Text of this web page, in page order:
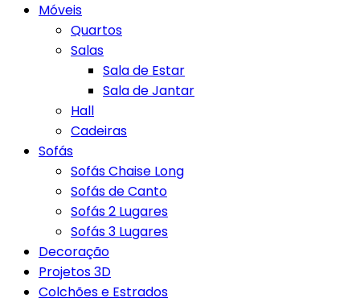
Móveis
Quartos
Salas
Sala de Estar
Sala de Jantar
Hall
Cadeiras
Sofás
Sofás Chaise Long
Sofás de Canto
Sofás 2 Lugares
Sofás 3 Lugares
Decoração
Projetos 3D
Colchões e Estrados